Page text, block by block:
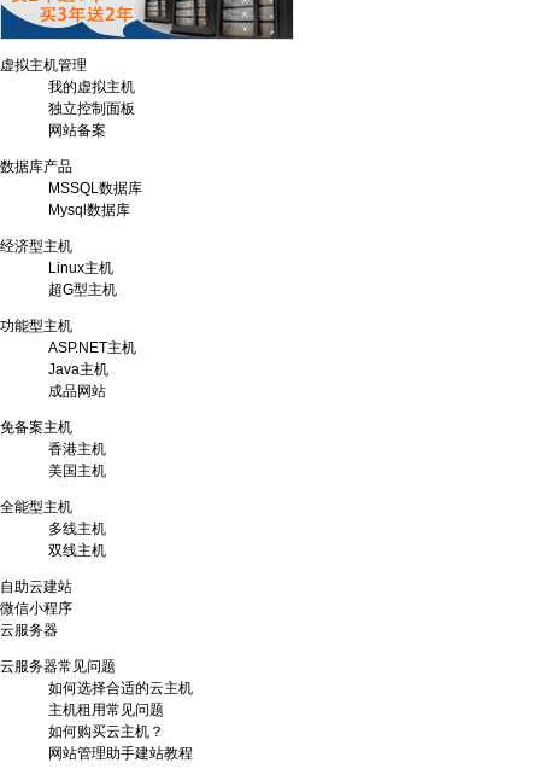
虚拟主机管理
我的虚拟主机
独立控制面板
网站备案
数据库产品
MSSQL数据库
Mysql数据库
经济型主机
Linux主机
超G型主机
功能型主机
ASP.NET主机
Java主机
成品网站
免备案主机
香港主机
美国主机
全能型主机
多线主机
双线主机
自助云建站
微信小程序
云服务器
云服务器常见问题
如何选择合适的云主机
主机租用常见问题
如何购买云主机？
网站管理助手建站教程